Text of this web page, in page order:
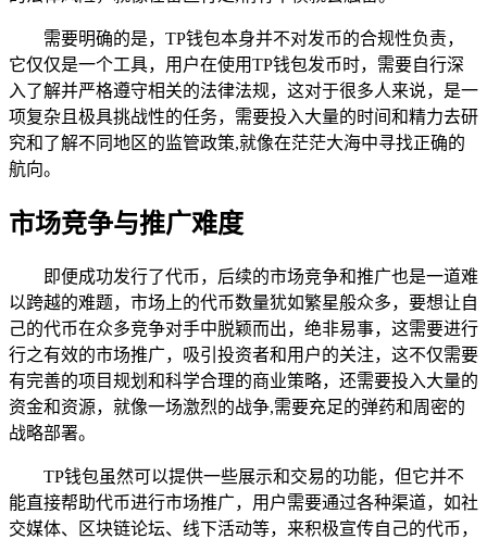
需要明确的是，TP钱包本身并不对发币的合规性负责，
它仅仅是一个工具，用户在使用TP钱包发币时，需要自行深
入了解并严格遵守相关的法律法规，这对于很多人来说，是一
项复杂且极具挑战性的任务，需要投入大量的时间和精力去研
究和了解不同地区的监管政策,就像在茫茫大海中寻找正确的
航向。
市场竞争与推广难度
即便成功发行了代币，后续的市场竞争和推广也是一道难
以跨越的难题，市场上的代币数量犹如繁星般众多，要想让自
己的代币在众多竞争对手中脱颖而出，绝非易事，这需要进行
行之有效的市场推广，吸引投资者和用户的关注，这不仅需要
有完善的项目规划和科学合理的商业策略，还需要投入大量的
资金和资源，就像一场激烈的战争,需要充足的弹药和周密的
战略部署。
TP钱包虽然可以提供一些展示和交易的功能，但它并不
能直接帮助代币进行市场推广，用户需要通过各种渠道，如社
交媒体、区块链论坛、线下活动等，来积极宣传自己的代币，